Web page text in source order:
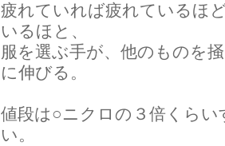
疲れていれば疲れているほ
いるほと、
服を選ぶ手が、他のものを
に伸びる。
値段は○ニクロの３倍くら
い。